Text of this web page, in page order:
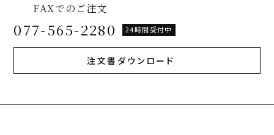
FAXでのご注文
077-565-2280 24時間受付中
注文書ダウンロード